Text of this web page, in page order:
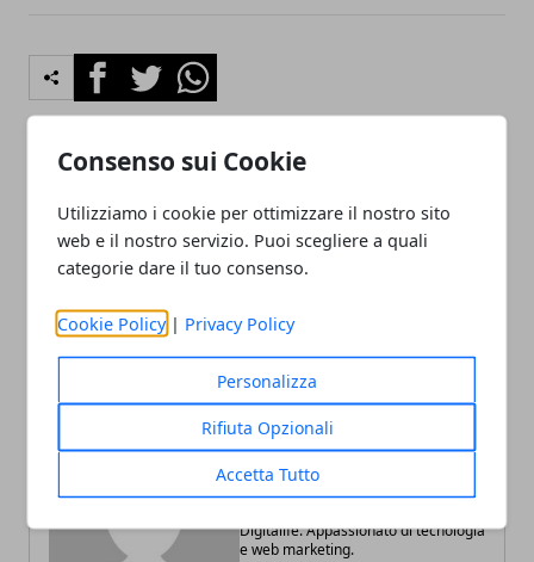
Consenso sui Cookie
Utilizziamo i cookie per ottimizzare il nostro sito
web e il nostro servizio. Puoi scegliere a quali
categorie dare il tuo consenso.
Cookie Policy | Privacy Policy
Personalizza
Rifiuta Opzionali
Accetta Tutto
FacebookTwitterWhatsapp
Bella, intelligente e
spericolata. L'ultima
impresa di Roberta
Miss Mondo Italia 2016,
eletta mora calabrese di 17
Redazione
Scrivo le ultime news del giorno
scegliendo quelle che possono aver
Digitalife. Appassionato di tecnologia
e web marketing.